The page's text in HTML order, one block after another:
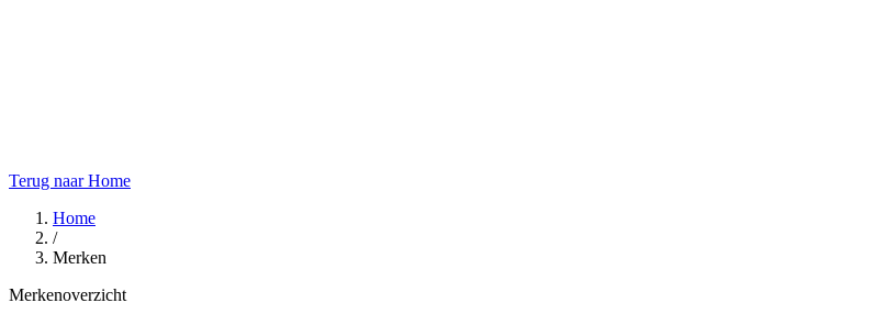
Terug naar Home
Home
/
Merken
Merkenoverzicht